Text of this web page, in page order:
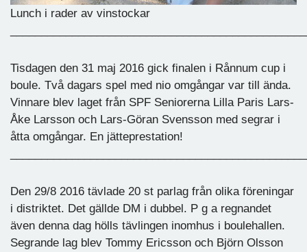
Lunch i rader av vinstockar
Tisdagen den 31 maj 2016 gick finalen i Rånnum cup i
boule. Två dagars spel med nio omgångar var till ända.
Vinnare blev laget från SPF Seniorerna Lilla Paris Lars-
Åke Larsson och Lars-Göran Svensson med segrar i
åtta omgångar. En jätteprestation!
Den 29/8 2016 tävlade 20 st parlag från olika föreningar
i distriktet. Det gällde DM i dubbel. P g a regnandet
även denna dag hölls tävlingen inomhus i boulehallen.
Segrande lag blev Tommy Ericsson och Björn Olsson